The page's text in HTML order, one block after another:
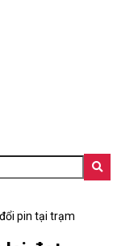
pin tại trạm